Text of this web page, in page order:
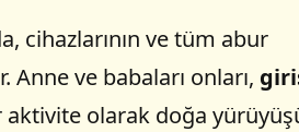
cihazlarının ve tüm abur
Anne ve babaları onları,
aktivite olarak doğa